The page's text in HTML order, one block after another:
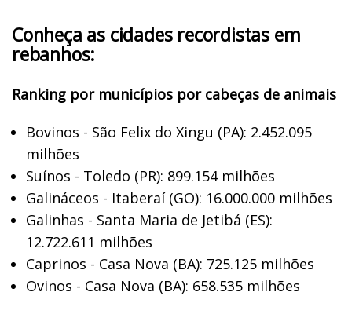
Conheça as cidades recordistas em
rebanhos:
Ranking por municípios por cabeças de animais
Bovinos - São Felix do Xingu (PA): 2.452.095
milhões
Suínos - Toledo (PR): 899.154 milhões
Galináceos - Itaberaí (GO): 16.000.000 milhões
Galinhas - Santa Maria de Jetibá (ES):
12.722.611 milhões
Caprinos - Casa Nova (BA): 725.125 milhões
Ovinos - Casa Nova (BA): 658.535 milhões